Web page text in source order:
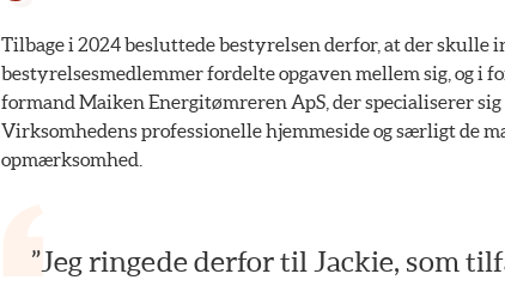
Tilbage i 2024 besluttede bestyrelsen derfor, at der
bestyrelsesmedlemmer fordelte opgaven mellem sig, og i
formand Maiken Energitømreren ApS, der specialiserer
Virksomhedens professionelle hjemmeside og særligt de
opmærksomhed.
”Jeg ringede derfor til Jackie, som